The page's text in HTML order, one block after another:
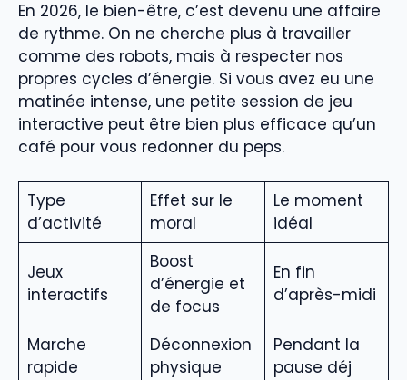
En 2026, le bien-être, c’est devenu une affaire
de rythme. On ne cherche plus à travailler
comme des robots, mais à respecter nos
propres cycles d’énergie. Si vous avez eu une
matinée intense, une petite session de jeu
interactive peut être bien plus efficace qu’un
café pour vous redonner du peps.
Type
d’activité
Effet sur le
moral
Le moment
idéal
Jeux
interactifs
Boost
d’énergie et
de focus
En fin
d’après-midi
Marche
rapide
Déconnexion
physique
Pendant la
pause déj